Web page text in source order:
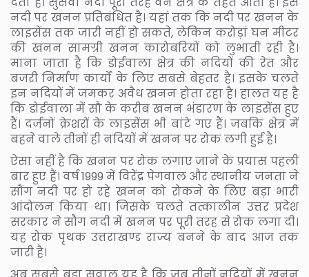
नदी पर खनन प्रतिबंधित है। यहां तक कि नदी पर खनन के
लाइसेंस तक जारी नहीं हो सकते, लेकिन करोड़ां घन मीटर
की खनन सामग्री खनन कारोबरियों को लुभाती रही है।
माना जाता है कि डोईवाला क्षेत्र की नदियों की रेत और
बजरी निर्माण कार्यों के लिए सबसे बेहतर है। इसके चलते
इन नदियों में जमकर अवैध खनन होता रहा है। हालत यह है
कि डोईवाला में सौ के करीब खनन भंडारण के लाइसेंस हुए
हैं। दर्जनों क्रेशरों के लाइसेंस भी बांटे गए हैं। जबकि क्षेत्र में
बहने वाले तीनों ही नदियों में खनन पर रोक लगी हुई है।
ऐसा नहीं है कि खनन पर रोक लगाए जाने के प्रयास पहली
बार हुए हैं। वर्ष 1999 में विरेंद्र पेगवाल और स्थानीय जनता ने
सौंग नदी पर हो रहे खनन को रोकने के लिए बड़ा भारी
आंदोलन किया था। जिसके चलते तत्कालीन उत्तर प्रदेश
सरकार ने सौंग नदी में खनन पर पूरी तरह से रोक लगा दी।
यह रोक पृथक उत्तराखण्ड राज्य बनने के बाद आज तक
जारी है।